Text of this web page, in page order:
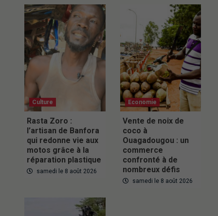
Culture
Rasta Zoro :
l’artisan de Banfora
qui redonne vie aux
motos grâce à la
réparation plastique
samedi le 8 août 2026
Economie
Vente de noix de
coco à
Ouagadougou : un
commerce
confronté à de
nombreux défis
samedi le 8 août 2026